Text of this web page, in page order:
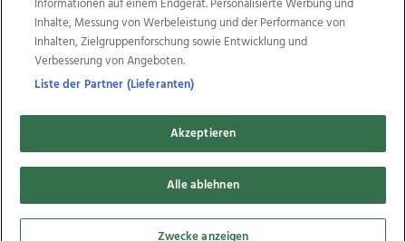
Life Radio
OÖNachrichten
OÖN Immobilien
OÖN Karriere
OÖN Reise
Promenaden Galerien
Regionaljobs
wasistlos.at
Copyrights © 2026 Tips Zeitungs GmbH & Co KG
developed by11x11.net
Cookie Einstellungen bearbeiten
Informationen auf einem Endgerät. Personalisierte Werbung und
Inhalte, Messung von Werbeleistung und der Performance von
Inhalten, Zielgruppenforschung sowie Entwicklung und
Verbesserung von Angeboten.
Liste der Partner (Lieferanten)
Akzeptieren
Alle ablehnen
Zwecke anzeigen